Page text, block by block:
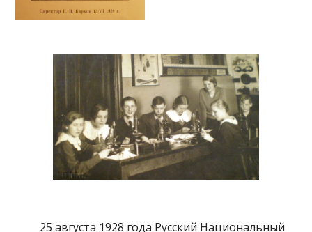
25 августа 1928 года Русский Национальный